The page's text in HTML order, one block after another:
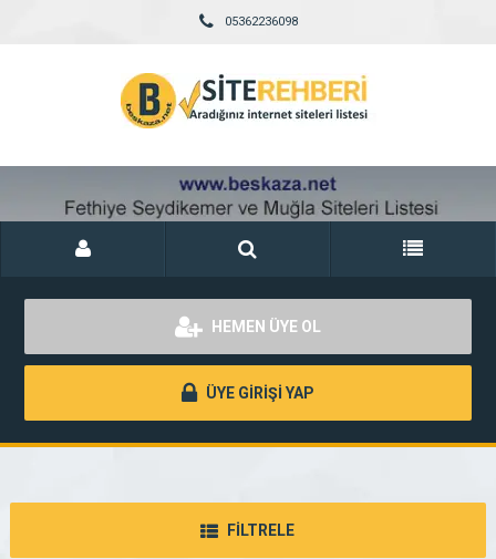
05362236098
HEMEN ÜYE OL
ÜYE GİRİŞİ YAP
FİLTRELE